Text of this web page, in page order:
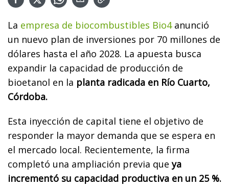
La empresa de biocombustibles Bio4anunció
un nuevo plan de inversiones por 70 millones de
dólares hasta el año 2028. La apuesta busca
expandir la capacidad de producción de
bioetanol en la planta radicada en Río Cuarto,
Córdoba.
Esta inyección de capital tiene el objetivo de
responder la mayor demanda que se espera en
el mercado local. Recientemente, la firma
completó una ampliación previa queya
incrementó su capacidad productiva en un 25 %.